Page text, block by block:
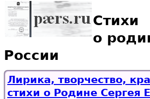
Стихи
о
России
Лирика, творчество,
стихи о Родине Сергея